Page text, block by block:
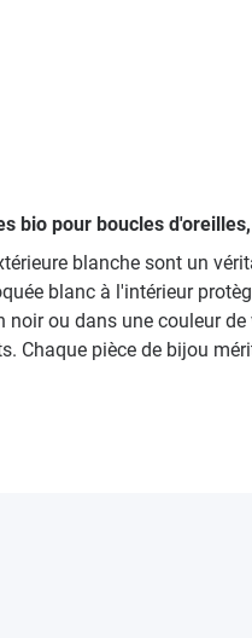
pour boucles
blanche sont un
blanc à l'intérieur
noir ou dans une couleur
Chaque pièce de bijou